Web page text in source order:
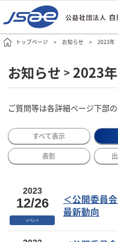
トップページ お知らせ 2023年
お知らせ > 2023年
ご質問等は各詳細ページ下部
すべて表示
表彰
＜公開委員
最新動向
2023
12/26
イベント